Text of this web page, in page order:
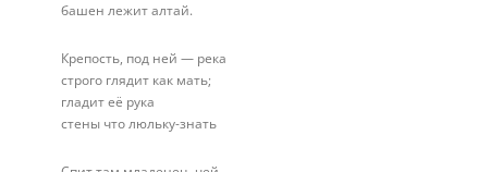
башен лежит алтай.
Крепость, под ней — река
строго глядит как мать;
гладит её рука
стены что люльку-знать